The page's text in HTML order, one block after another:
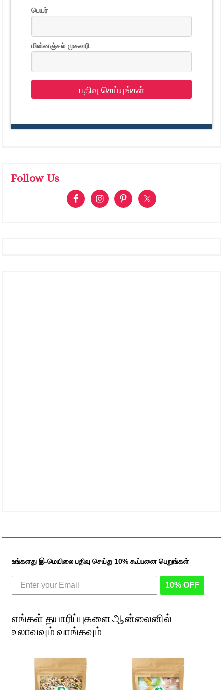
பெயர்
மின்னஞ்சல் முகவரி
பதிவு செய்யுங்கள்
Follow Us
உங்களது இ-மெயிலை பதிவு செய்து 10% கூப்பனை பெறுங்கள்
10% OFF
எங்கள் தயாரிப்புகளை ஆன்லைனில்
உலாவவும் வாங்கவும்